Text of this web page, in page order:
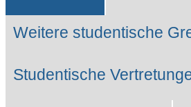
Weitere studentische
Studentische